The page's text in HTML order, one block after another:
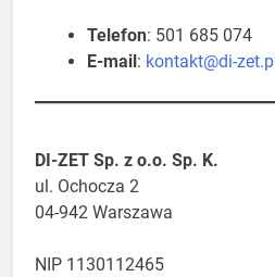
Telefon: 501 685 074
E-mail : kontakt@di-zet.pl
DI-ZET Sp. z o.o. Sp. K.
​ul. Ochocza 2
04-942 Warszawa
NIP 1130112465